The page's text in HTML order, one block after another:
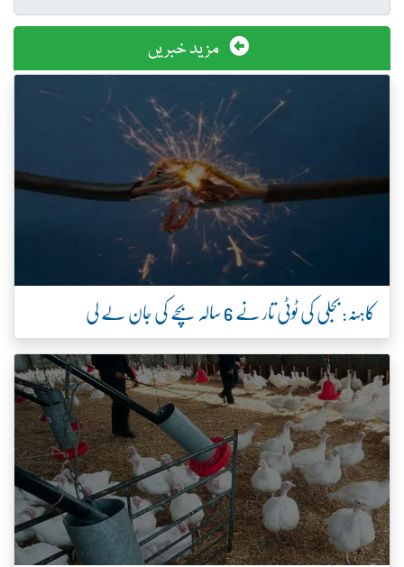
مزید خبریں
کاہنہ: بجلی کی ٹوٹی تار نے 6 سالہ بچے کی جان لے لی